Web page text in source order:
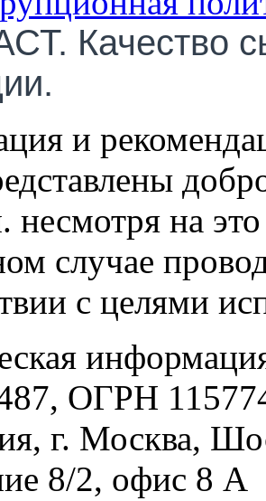
Качество
и
несмотря на
случае
с целями
ОГРН
г. Москва,
8/2, офис 8 А